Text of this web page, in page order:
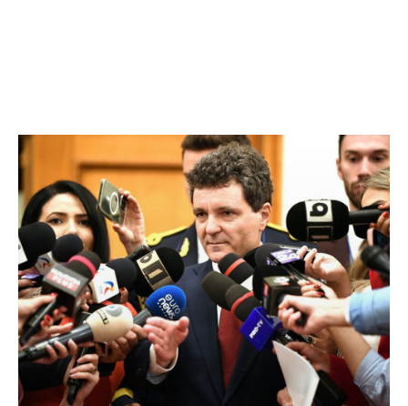
Facebook Twitter Pinterest